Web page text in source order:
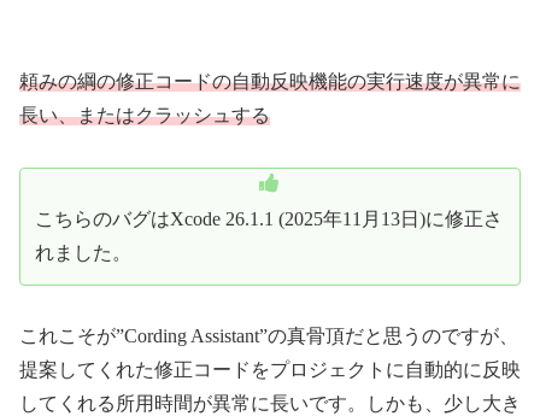
頼みの綱の修正コードの自動反映機能の実行速度が異常に
長い、またはクラッシュする
こちらのバグはXcode 26.1.1 (2025年11月13日)に修正さ
れました。
これこそが”Cording Assistant”の真骨頂だと思うのですが、
提案してくれた修正コードをプロジェクトに自動的に反映
してくれる所用時間が異常に長いです。しかも、少し大き